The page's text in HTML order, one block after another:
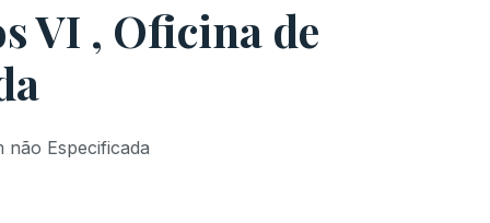
VI , Oficina de
não Especificada